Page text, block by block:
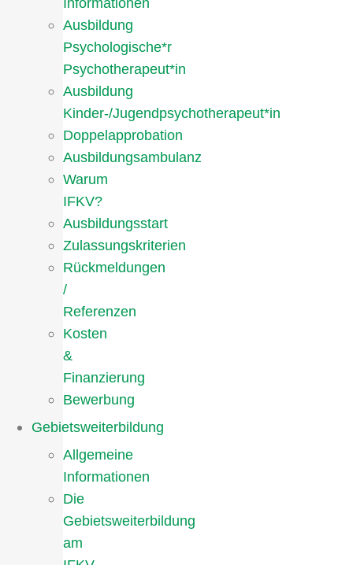
Informationen
Ausbildung
Psychologische*r
Psychotherapeut*in
Ausbildung
Kinder-/Jugendpsychotherapeut*in
Doppelapprobation
Ausbildungsambulanz
Warum
IFKV?
Ausbildungsstart
Zulassungskriterien
Rückmeldungen
/
Referenzen
Kosten
&
Finanzierung
Bewerbung
Gebietsweiterbildung
Allgemeine
Informationen
Die
Gebietsweiterbildung
am